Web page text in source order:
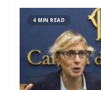
4 MIN READ